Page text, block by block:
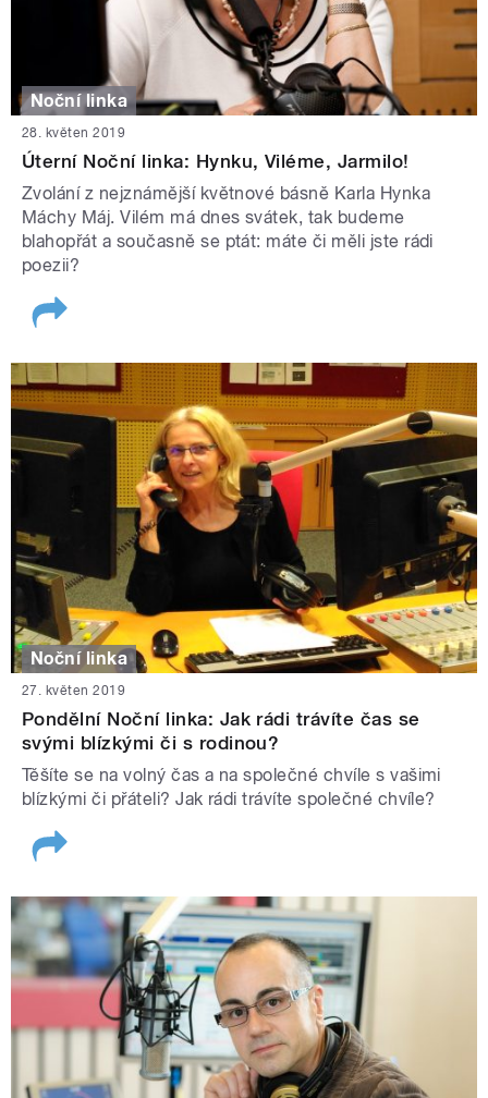
Noční linka
28. květen 2019
Úterní Noční linka: Hynku, Viléme, Jarmilo!
Zvolání z nejznámější květnové básně Karla Hynka
Máchy Máj. Vilém má dnes svátek, tak budeme
blahopřát a současně se ptát: máte či měli jste rádi
poezii?
Noční linka
27. květen 2019
Pondělní Noční linka: Jak rádi trávíte čas se
svými blízkými či s rodinou?
Těšíte se na volný čas a na společné chvíle s vašimi
blízkými či přáteli? Jak rádi trávíte společné chvíle?